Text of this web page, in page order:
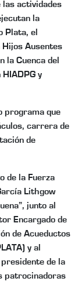
las actividades
la
Plata, el
Hijos Ausentes
la Cuenca del
HIADPG y
programa que
carrera de
de
de la Fuerza
Lithgow
junto al
Encargado de
de Acueductos
y al
de la
patrocinadoras